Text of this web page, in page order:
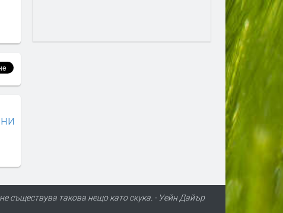
съществува такова нещо като скука. - Уейн Дайър